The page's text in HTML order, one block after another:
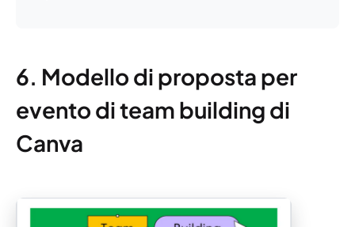
6. Modello di proposta per
evento di team building di
Canva